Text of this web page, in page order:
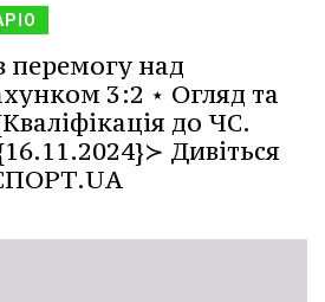
перемогу над
3:2 ⋆ Огляд та
до ЧС.
Дивіться